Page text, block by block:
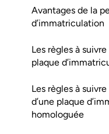
Avantages de la
d’immatriculation
Les règles à
plaque
Les règles à
d’une plaque
homologuée